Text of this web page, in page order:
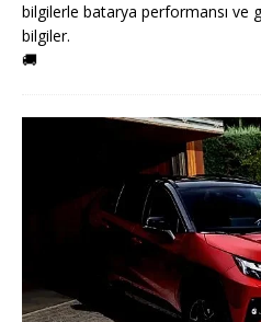
bilgilerle batarya performansı ve
bilgiler.
🚚